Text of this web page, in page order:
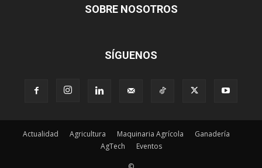
SOBRE NOSOTROS
SÍGUENOS
Actualidad Agricultura Maquinaria Agrícola
Ganadería
AgTech
Eventos